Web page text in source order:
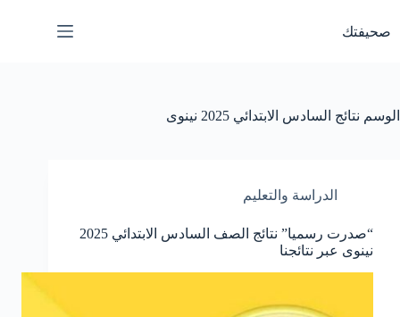
المحتوى
صحيفتك
الوسم نتائج السادس الابتدائي 2025 نينوى
الدراسة والتعليم
“صدرت رسميا” نتائج الصف السادس الابتدائي 2025
نينوى عبر نتائجنا